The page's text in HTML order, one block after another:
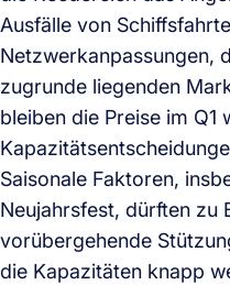
Ausfälle von
Netzwerkanpassungen,
zugrunde liegenden
bleiben die Preise im
Saisonale Faktoren,
Neujahrsfest, dürften zu
vorübergehende
die Kapazitäten knapp